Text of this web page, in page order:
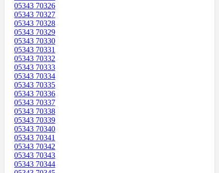
05343 70326
05343 70327
05343 70328
05343 70329
05343 70330
05343 70331
05343 70332
05343 70333
05343 70334
05343 70335
05343 70336
05343 70337
05343 70338
05343 70339
05343 70340
05343 70341
05343 70342
05343 70343
05343 70344